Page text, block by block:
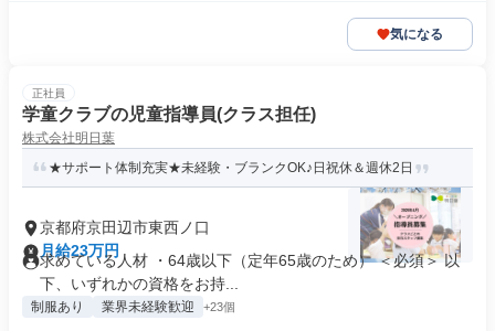
気になる
正社員
学童クラブの児童指導員(クラス担任)
株式会社明日葉
★サポート体制充実★未経験・ブランクOK♪日祝休＆週休2日
京都府京田辺市東西ノ口
月給23万円
求めている人材 ・64歳以下（定年65歳のため） ＜必須＞ 以
下、いずれかの資格をお持...
制服あり 業界未経験歓迎 +23個